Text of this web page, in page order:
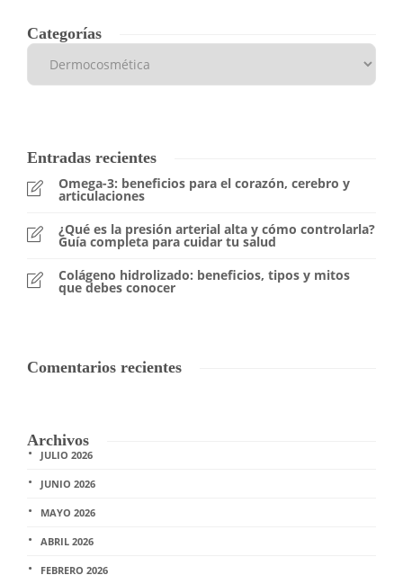
Categorías
Entradas recientes
Omega-3: beneficios para el corazón, cerebro y
articulaciones
¿Qué es la presión arterial alta y cómo controlarla?
Guía completa para cuidar tu salud
Colágeno hidrolizado: beneficios, tipos y mitos
que debes conocer
Comentarios recientes
Archivos
JULIO 2026
JUNIO 2026
MAYO 2026
ABRIL 2026
FEBRERO 2026